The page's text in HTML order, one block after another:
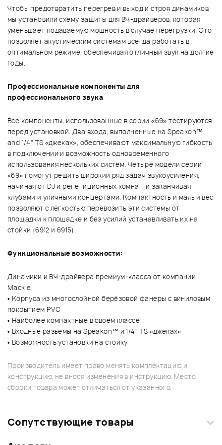
Чтобы предотвратить перегрев и выход и строя динамиков,
мы установили схему защиты для ВЧ-драйверов, которая
уменьшает подаваемую мощность в случае перегрузки. Это
позволяет акустическим системам всегда работать в
оптимальном режиме, обеспечивая отличный звук на долгие
годы.
Профессиональные компоненты для
профессионального звука
Все компоненты, использованные в серии «69» тестируются
перед установкой. Два входа, выполненные на Speakon™
and 1/4" TS «джеках», обеспечивают максимальную гибкость
в подключении и возможность одновременного
использования нескольких систем. Четыре модели серии
«69» помогут решить широкий ряд задач звукоусиления,
начиная от DJ и репетиционных комнат, и заканчивая
клубами и уличными концертами. Компактность и малый вес
позволяют с лёгкостью перевозить эти системы от
площадки к площадке и без усилий устанавливать их на
стойки (6912 и 6915).
Функциональные возможности:
Динамики и ВЧ-драйвера премиум-класса от компании
Mackie
• Корпуса из многослойной берёзовой фанеры с виниловым
покрытием PVC
• Наиболее компактные в своём классе
• Входные разъёмы на Speakon™ и 1/4" TS «джеках»
• Возможность установки на стойку
Производитель имеет право менять комплектацию и
конструкцию, не внося изменения в инструкцию. Место
сборки товара может отличаться от указанного.
Сопутствующие товары